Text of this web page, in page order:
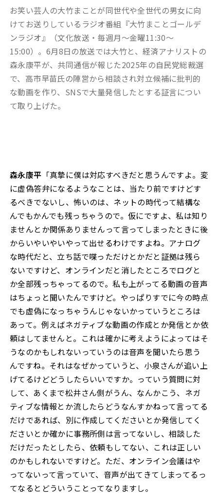
お笑い芸人の大竹まことが同世代や全世代の男女に向
けてお送りしているラジオ番組『大竹まことゴールデ
ンラジオ』（文化放送・毎週月〜金曜11:30～
15:00）。6月8日の放送では大竹と、経済アナリストの
森永康平が、共同通信が報じた2025年の自民党総裁選
で、高市早苗氏の陣営から相談され対立候補に批判的
な動画を作り、SNSで大量発信したとする証言につい
て取り上げた。
森永康平 「真摯に僕は対応すべきだと思うんですよ。変
に虚偽答弁になるようなことは、当たり前ですけどす
るべきでないし、怖いのは、ネットの時代って結構な
んでもかんでも残っちゃうので。仮にですよ、私は知り
ませんとか関係ありませんって言ってしまったときに後
からいやいやいやって出せるわけですよね。アナログ
な時代だと、立ち話で喋っただけとかだと証拠は残ら
ないですけど、オンラインだと消したところでログと
か全部残っちゃってるので。私も上がってる動画の音声
はちょっと聞いたんですけど。やっぱりすでに今の時点
でも虚偽になっちゃうんじゃないかっていうところは
あって。例えばネガティブな動画の作成とか発信とか依
頼はしてませんと。これは確かに考えようによってはそ
うなのかもしれないっていうのは音声を聞いたら思う
んですね。それはなぜかっていうと、小泉さんが追い上
げてるけどどうしたらいいですか。っていう質問に対
して、あくまで松井さん側がうん、なんかこう、ネガ
ティブな情報とか流したらどうなんすかねって言ってる
だけであれば、別に作成してくださいとか発信してく
ださいとか確かに事務所側は言ってないし、相談した
だけだったとしたら、依頼もしてない、これは正しい
のかもしれないですけど。ただ、オンライン会議はや
ってないって言っていて、音声が出てきてしまってるっ
てなるとどういうことってなりますし。